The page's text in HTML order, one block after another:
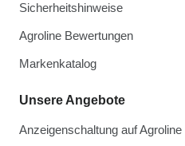
Sicherheitshinweise
Agroline Bewertungen
Markenkatalog
Unsere Angebote
Anzeigenschaltung auf Agroline